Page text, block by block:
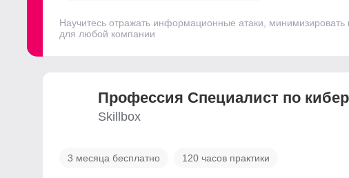
Научитесь отражать информационные атаки,
для любой компании
Профессия Специалист по
Skillbox
3 месяца бесплатно 120 часов практики